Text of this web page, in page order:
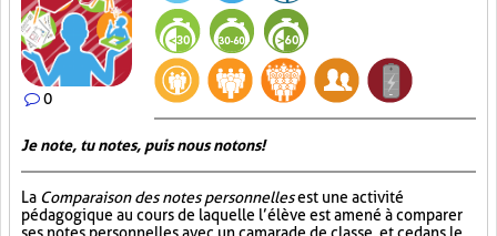
0
Je note, tu notes, puis nous notons!
La Comparaison des notes personnellesest une activité
pédagogique au cours de laquelle l’élève est amené à comparer